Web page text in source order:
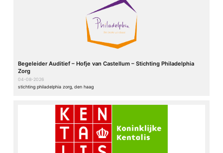
Begeleider Auditief – Hofje van Castellum – Stichting Philadelphia
Zorg
04-08-2026
stichting philadelphia zorg, den haag